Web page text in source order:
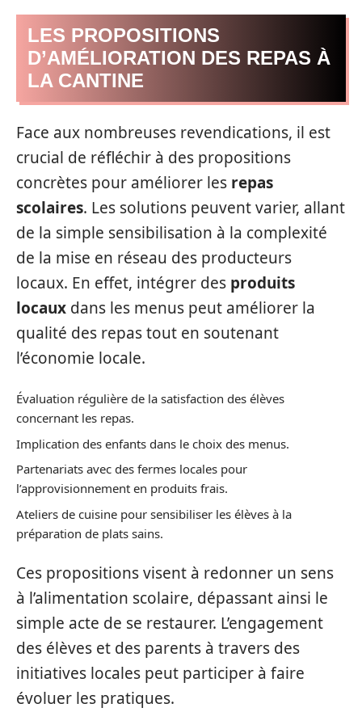
LES PROPOSITIONS
D’AMÉLIORATION DES REPAS À
LA CANTINE
Face aux nombreuses revendications, il est
crucial de réfléchir à des propositions
concrètes pour améliorer les repas
scolaires. Les solutions peuvent varier, allant
de la simple sensibilisation à la complexité
de la mise en réseau des producteurs
locaux. En effet, intégrer des produits
locaux dans les menus peut améliorer la
qualité des repas tout en soutenant
l’économie locale.
Évaluation régulière de la satisfaction des élèves
concernant les repas.
Implication des enfants dans le choix des menus.
Partenariats avec des fermes locales pour
l’approvisionnement en produits frais.
Ateliers de cuisine pour sensibiliser les élèves à la
préparation de plats sains.
Ces propositions visent à redonner un sens
à l’alimentation scolaire, dépassant ainsi le
simple acte de se restaurer. L’engagement
des élèves et des parents à travers des
initiatives locales peut participer à faire
évoluer les pratiques.